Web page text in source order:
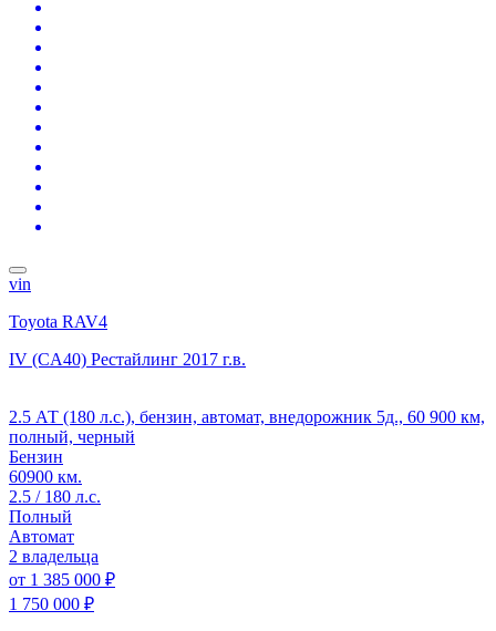
vin
Toyota RAV4
IV (CA40) Рестайлинг 2017 г.в.
2.5 АТ (180 л.с.), бензин, автомат, внедорожник 5д., 60 900 км,
полный, черный
Бензин
60900 км.
2.5 / 180 л.с.
Полный
Автомат
2 владельца
от 1 385 000 ₽
1 750 000 ₽